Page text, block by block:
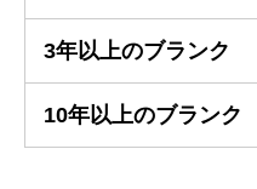
3年以上のブランク
10年以上のブランク